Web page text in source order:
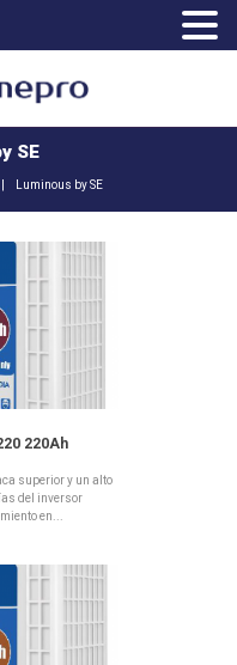
SE
Luminous by SE
220Ah
superior y un alto
del inversor
en...